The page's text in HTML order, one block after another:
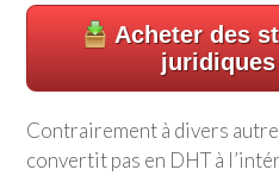
Acheter des
Contrairement à divers
convertit pas en DHT à